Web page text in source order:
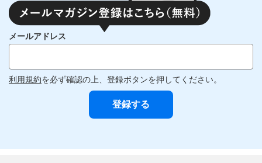
メールアドレス
利用規約を必ず確認の上、登録ボタンを押してください。